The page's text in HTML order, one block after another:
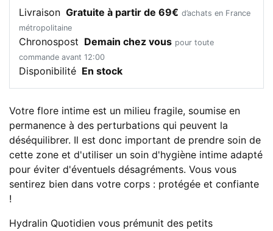
Livraison Gratuite à partir de 69€ d’achats en France
métropolitaine
Chronospost Demain chez vous pour toute
commande avant 12:00
Disponibilité En stock
Votre flore intime est un milieu fragile, soumise en
permanence à des perturbations qui peuvent la
déséquilibrer. Il est donc important de prendre soin de
cette zone et d'utiliser un soin d'hygiène intime adapté
pour éviter d'éventuels désagréments. Vous vous
sentirez bien dans votre corps : protégée et confiante
!
Hydralin Quotidien vous prémunit des petits